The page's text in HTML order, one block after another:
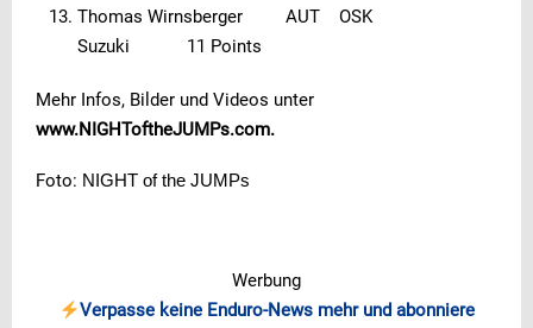
Thomas Wirnsberger AUT OSK
Suzuki 11 Points
Mehr Infos, Bilder und Videos unter
www.NIGHToftheJUMPs.com.
Foto: NIGHT of the JUMPs
Werbung
Verpasse keine Enduro-News mehr und abonniere